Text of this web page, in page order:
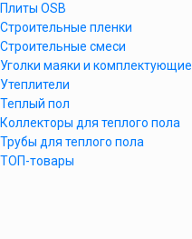
Плиты OSB
Строительные пленки
Строительные смеси
Уголки маяки и комплектующие
Утеплители
Теплый пол
Коллекторы для теплого пола
Трубы для теплого пола
ТОП-товары